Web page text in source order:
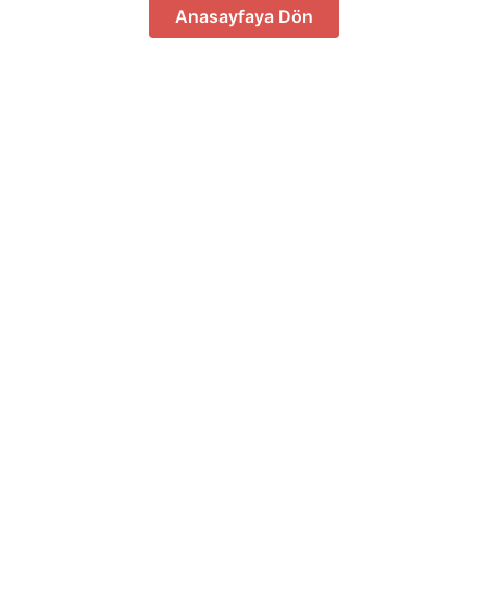
Anasayfaya Dön